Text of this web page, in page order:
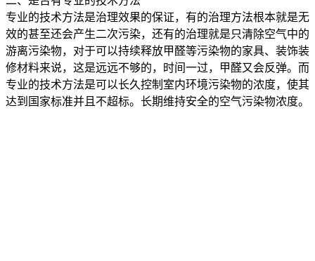
专业的技术方法是治理效果的保证，有的治理方法根本就是无
效的甚至还会产生二次污染，还有的治理就是只清除空气中的
游离污染物，对于可以持续释放甲醛等污染物的家具、装饰装
修材料来说，这是远远不够的，时间一过，甲醛又会反弹。而
专业的技术方法是可以长久控制室内环境污染物的浓度，使其
达到国家标准并且不超标。长期维持安全的空气污染物浓度。